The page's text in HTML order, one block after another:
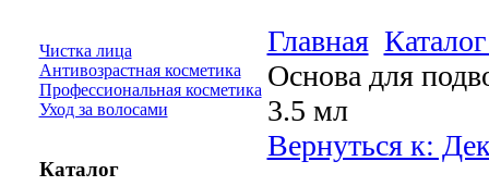
Чистка лица
Антивозрастная косметика
Профессиональная косметика
Уход за волосами
Каталог
Главная
Основа для
3.5 мл
Вернуться к: